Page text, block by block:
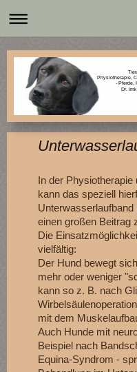
Physiotherapie,
- Pferde,
Dr.
In der Physiotherapie
kann das speziell
Unterwasserlaufband
einen großen Beitrag
Die
vielfältig:
Der Hund bewegt
mehr oder weniger
kann so z. B. nach
mit dem
Auch Hunde mit
Beispiel nach
Equina-Syndrom -